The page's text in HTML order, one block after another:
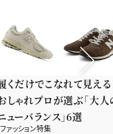
くだけでこなれて見える
しゃれプロが選ぶ「大人
ューバランス」6選
ファッション特集